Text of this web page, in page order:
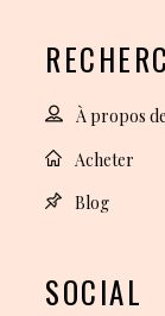
À propos
Acheter
Blog
SOCIAL